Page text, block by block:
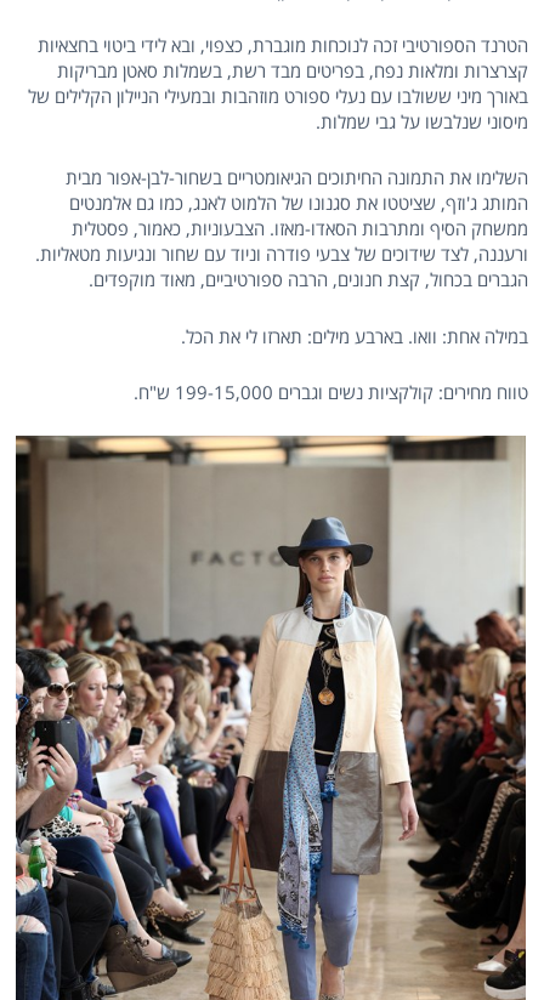
הטרנד הספורטיבי זכה לנוכחות מוגברת, כצפוי, ובא לידי ביטוי בחצאיות
קצרצרות ומלאות נפח, בפריטים מבד רשת, בשמלות סאטן מבריקות
באורך מיני ששולבו עם נעלי ספורט מוזהבות ובמעילי הניילון הקלילים של
מיסוני שנלבשו על גבי שמלות.
השלימו את התמונה החיתוכים הגיאומטריים בשחור-לבן-אפור מבית
המותג ג'וזף, שציטטו את סגנונו של הלמוט לאנג, כמו גם אלמנטים
ממשחק הסיף ומתרבות הסאדו-מאזו. הצבעוניות, כאמור, פסטלית
ורעננה, לצד שידוכים של צבעי פודרה וניוד עם שחור ונגיעות מטאליות.
הגברים בכחול, קצת חנונים, הרבה ספורטיביים, מאוד מוקפדים.
במילה אחת: וואו. בארבע מילים: תארזו לי את הכל.
טווח מחירים: קולקציות נשים וגברים 199-15,000 ש"ח.